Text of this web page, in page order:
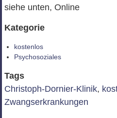
siehe unten, Online
Kategorie
kostenlos
Psychosoziales
Tags
Christoph-Dornier-Klinik,
Zwangserkrankungen